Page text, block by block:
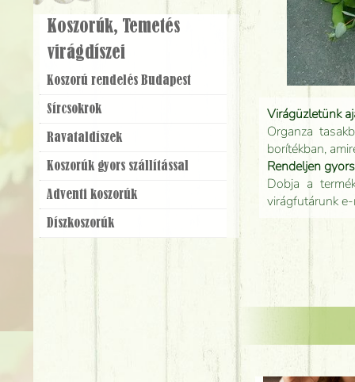
Virágüzletünk
Organza
borítékban,
Rendeljen
Dobja a
virágfutárunk
Koszorúk, Temetés
virágdíszei
Koszorú rendelés Budapest
Sírcsokrok
Ravatal­díszek
Koszorúk gyors szállítással
Adventi koszorúk
Dísz­koszorúk